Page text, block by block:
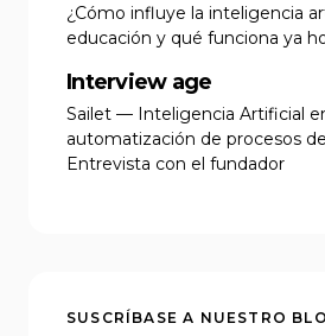
¿Cómo influye la inteligencia
educación y qué funciona ya
Interview age
Sailet — Inteligencia Artificial
automatización de procesos
Entrevista con el fundador
SUSCRÍBASE A NUESTRO